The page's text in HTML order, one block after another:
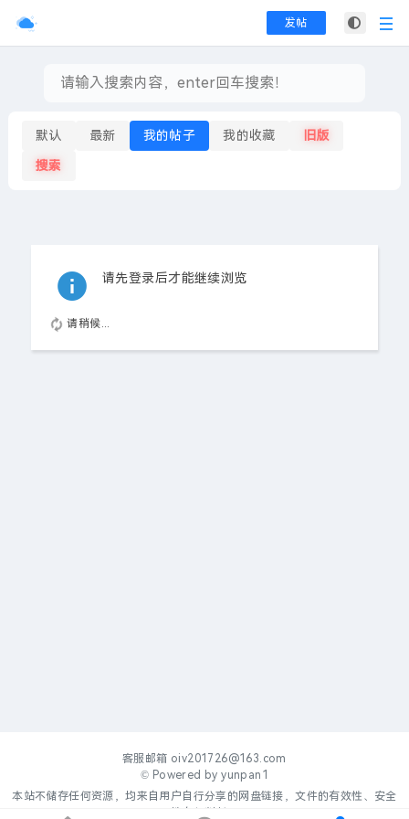
发帖
默认 最新 我的帖子 我的收藏 旧版
搜索
请先登录后才能继续浏览
请稍候...
客服邮箱 oiv201726@163.com
© Powered byyunpan1
本站不储存任何资源，均来自用户自行分享的网盘链接，文件的有效性、安全